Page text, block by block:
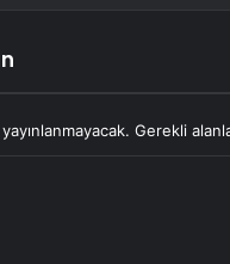
Gerekli